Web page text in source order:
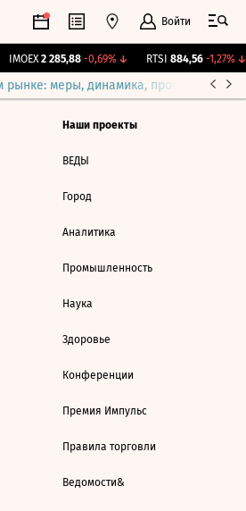
Войти
IMOEX 2 285,88 -0,69%↓ RTSI 884,56 -1,27%↓
рынке: меры, динамика, прогнозы
Наши проекты
ВЕДЫ
Город
Аналитика
Промышленность
Наука
Здоровье
Конференции
Премия Импульс
Правила торговли
Ведомости&